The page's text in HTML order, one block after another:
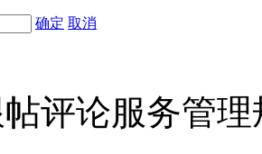
确定 取消
评论服务管理